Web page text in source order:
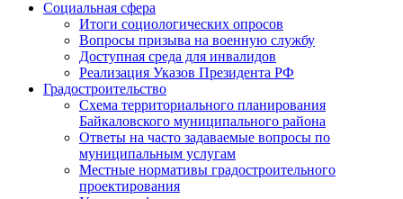
Социальная сфера
Итоги социологических опросов
Вопросы призыва на военную службу
Доступная среда для инвалидов
Реализация Указов Президента РФ
Градостроительство
Схема территориального планирования
Байкаловского муниципального района
Ответы на часто задаваемые вопросы по
муниципальным услугам
Местные нормативы градостроительного
проектирования